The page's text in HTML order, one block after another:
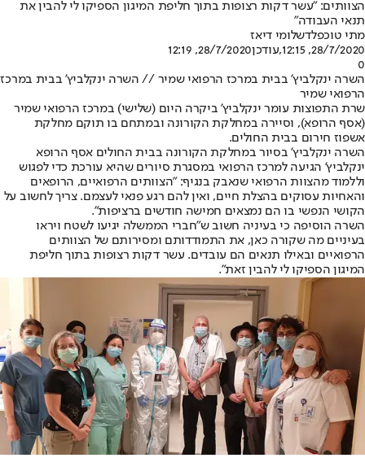
הצוותים: "עשר דקות רצופות בתוך חליפת המיגון הספיקו לי להבין את
תנאי העבודה"
מתי טוכפלדשלומי דיאז
28/7/2020, 12:15
,עודכן28/7/2020, 12:19
0
השרה ינקלביץ' בבית במרכז הרפואי שמיר // השרה ינקלביץ' בבית במרכז
הרפואי שמיר
שרת התפוצות עומר ינקלביץ' ביקרה היום (שלישי) במרכז הרפואי שמיר
(אסף הרופא), וסיירה במחלקת הקורונה ובמתחם בו תוקם מחלקת
אשפוז חירום בבית החולים.
השרה ינקלביץ' בסיור במחלקת הקורונה בבית החולים אסף הרופא
ינקלביץ' הגיעה למרכז הרפואי במסגרת סיורים שהיא עורכת כדי לפגוש
וללמוד מהצוות הרפואי שנאבק בנגיף: "הצוותים הרפואיים, הרופאים
והאחיות עסוקים בהצלת חיים, ואין להם רגע פנאי לעצמם. צריך לחשוב על
הקושי הנפשי בו הם נמצאים חמישה חודשים ברציפות".
השרה הוסיפה כי בעיניה חשוב ש"חברי הממשלה יגיעו לשטח ויראו
בעיניים מה שקורה כאן, את התמודדותם ומסירותם של הצוותים
הרפואיים ובאילו תנאים הם עובדים. עשר דקות רצופות בתוך חליפת
המיגון הספיקו לי להבין זאת".